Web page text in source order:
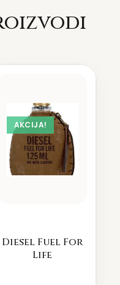
AKCIJA!
Diesel Fuel For
Life